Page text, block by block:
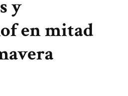
y
en mitad